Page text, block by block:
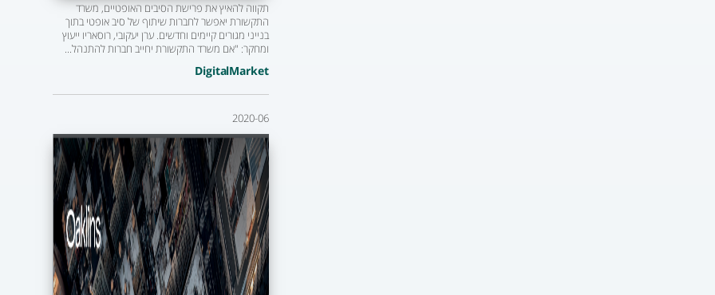
תקווה להאיץ את פרישת הסיבים האופטיים, משרד
התקשורת יאפשר לחברות שיתוף של סיב אופטי בתוך
בנייני מגורים קיימים וחדשים. ערן יעקובי, רוסאריו ייעוץ
ומחקר: "אם משרד התקשורת יחייב חברות להתנהל...
DigitalMarket
2020-06